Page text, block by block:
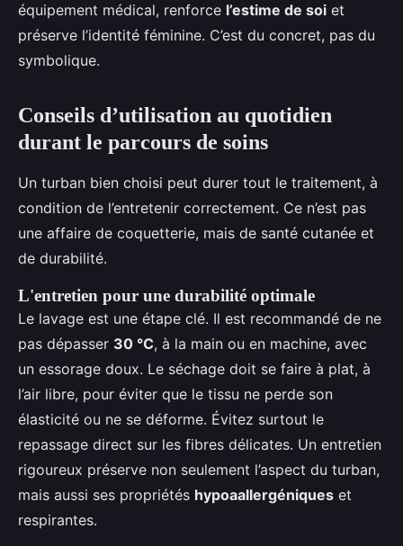
équipement médical, renforce l’estime de soi et
préserve l’identité féminine. C’est du concret, pas du
symbolique.
Conseils d’utilisation au quotidien
durant le parcours de soins
Un turban bien choisi peut durer tout le traitement, à
condition de l’entretenir correctement. Ce n’est pas
une affaire de coquetterie, mais de santé cutanée et
de durabilité.
L'entretien pour une durabilité optimale
Le lavage est une étape clé. Il est recommandé de ne
pas dépasser 30 °C, à la main ou en machine, avec
un essorage doux. Le séchage doit se faire à plat, à
l’air libre, pour éviter que le tissu ne perde son
élasticité ou ne se déforme. Évitez surtout le
repassage direct sur les fibres délicates. Un entretien
rigoureux préserve non seulement l’aspect du turban,
mais aussi ses propriétés hypoaallergéniques et
respirantes.